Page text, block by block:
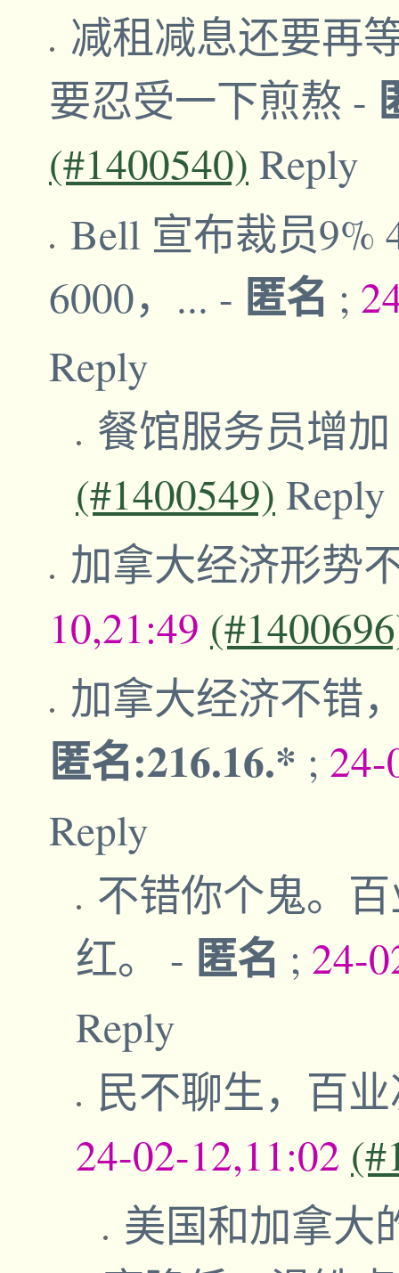
减租减息还要再
要忍受一下煎熬 -
(#1400540) Reply
Bell 宣布裁员9%
6000，... - 匿名 ;
Reply
餐馆服务员增
(#1400549) Reply
加拿大经济形势
10,21:49
加拿大经济不错
匿名:216.16.* ;
Reply
不错你个鬼。
红。 - 匿名 ; 24-
Reply
民不聊生，百
24-02-12,11:02
美国和加拿大